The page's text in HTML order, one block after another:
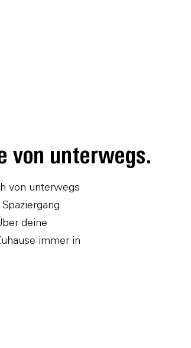
von unterwegs.
von unterwegs
deine
immer in